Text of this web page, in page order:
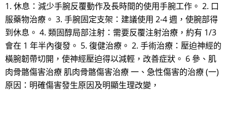
1. 休息：減少手腕反覆動作及長時間的使用手腕工作。 2. 口
服藥物治療。 3. 手腕固定支架：建議使用 2-4 週，使腕部得
到休息。 4. 類固醇局部注射：需要反覆注射治療，約有 1/3
會在 1 年半內復發。 5. 復健治療。 2. 手術治療：壓迫神經的
橫腕韌帶切開，使神經壓迫得以減輕，改善症狀。 6 參、肌
肉骨骼傷害治療 肌肉骨骼傷害治療 一、急性傷害的治療 (一)
原因：明確傷害發生原因及明顯生理改變，